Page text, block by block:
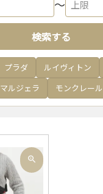
〜
検索する
プラダ ルイヴィトン
マルジェラ
モンクレール